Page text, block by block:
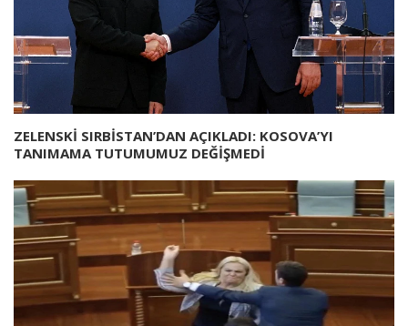
ZELENSKİ SIRBİSTAN’DAN AÇIKLADI: KOSOVA’YI
TANIMAMA TUTUMUMUZ DEĞİŞMEDİ